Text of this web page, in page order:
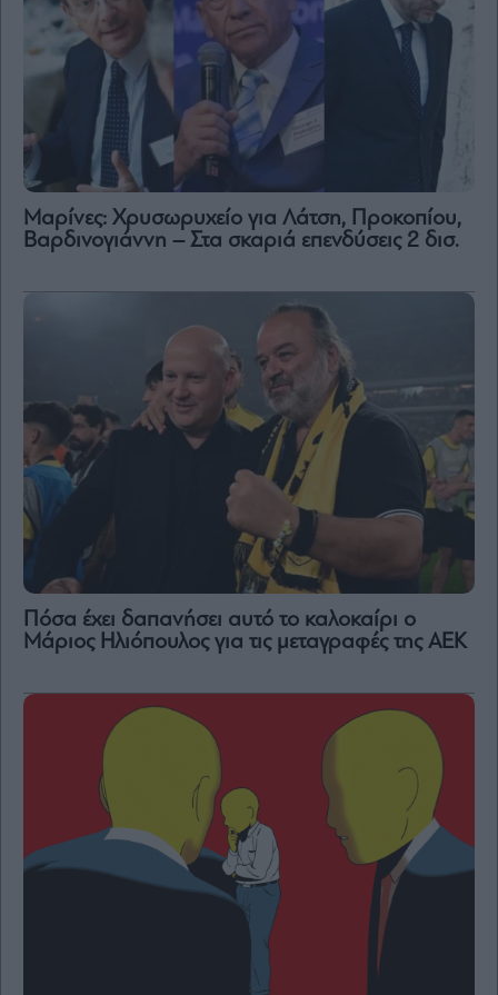
Μαρίνες: Χρυσωρυχείο για Λάτση, Προκοπίου,
Βαρδινογιάννη – Στα σκαριά επενδύσεις 2 δισ.
Πόσα έχει δαπανήσει αυτό το καλοκαίρι ο
Μάριος Ηλιόπουλος για τις μεταγραφές της ΑΕΚ